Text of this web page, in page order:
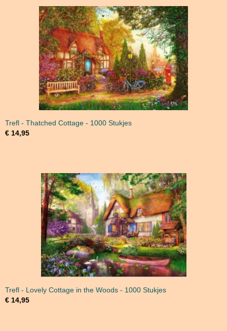
Trefl - Thatched Cottage - 1000 Stukjes
€ 14,95
Trefl - Lovely Cottage in the Woods - 1000 Stukjes
€ 14,95